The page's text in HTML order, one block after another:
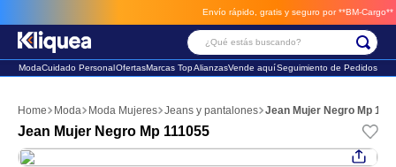
Envío rápido, gratis y seguro por **BM-Cargo**
¿Qué estás buscando?
ModaCuidado PersonalOfertasMarcas TopAlianzasVende aquíSeguimiento de Pedidos
Moda Moda Mujeres Jeans y pantalones Jean Mujer Negro Mp
Jean Mujer Negro Mp 111055
2. futbol